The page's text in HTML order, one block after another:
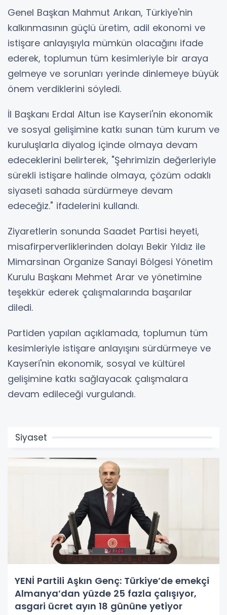
Genel Başkan Mahmut Arıkan, Türkiye'nin
kalkınmasının güçlü üretim, adil ekonomi ve
istişare anlayışıyla mümkün olacağını ifade
ederek, toplumun tüm kesimleriyle bir araya
gelmeye ve sorunları yerinde dinlemeye büyük
önem verdiklerini söyledi.
İl Başkanı Erdal Altun ise Kayseri'nin ekonomik
ve sosyal gelişimine katkı sunan tüm kurum ve
kuruluşlarla diyalog içinde olmaya devam
edeceklerini belirterek, "Şehrimizin değerleriyle
sürekli istişare halinde olmaya, çözüm odaklı
siyaseti sahada sürdürmeye devam
edeceğiz." ifadelerini kullandı.
Ziyaretlerin sonunda Saadet Partisi heyeti,
misafirperverliklerinden dolayı Bekir Yıldız ile
Mimarsinan Organize Sanayi Bölgesi Yönetim
Kurulu Başkanı Mehmet Arar ve yönetimine
teşekkür ederek çalışmalarında başarılar
diledi.
Partiden yapılan açıklamada, toplumun tüm
kesimleriyle istişare anlayışını sürdürmeye ve
Kayseri'nin ekonomik, sosyal ve kültürel
gelişimine katkı sağlayacak çalışmalara
devam edileceği vurgulandı.
Siyaset
YENİ Partili Aşkın Genç: Türkiye’de emekçi
Almanya’dan yüzde 25 fazla çalışıyor,
asgari ücret ayın 18 gününe yetiyor